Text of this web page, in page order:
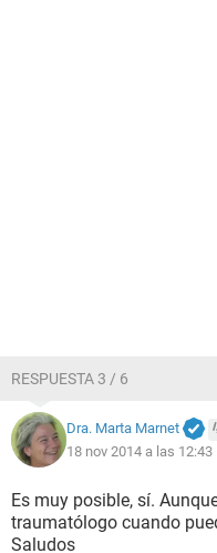
RESPUESTA 3 / 6
Dra. Marta Marnet
18 nov 2014 a las 12:43
Es muy posible, sí.
traumatólogo cuando
Saludos